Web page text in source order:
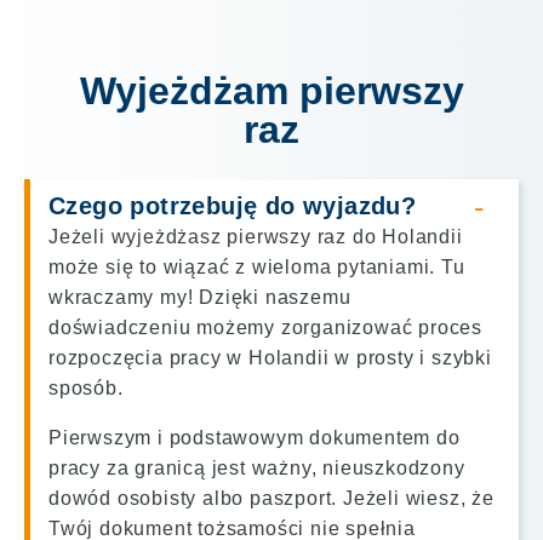
Wyjeżdżam pierwszy
raz
Czego potrzebuję do wyjazdu?
Jeżeli wyjeżdżasz pierwszy raz do Holandii
może się to wiązać z wieloma pytaniami. Tu
wkraczamy my! Dzięki naszemu
doświadczeniu możemy zorganizować proces
rozpoczęcia pracy w Holandii w prosty i szybki
sposób.
Pierwszym i podstawowym dokumentem do
pracy za granicą jest ważny, nieuszkodzony
dowód osobisty albo paszport. Jeżeli wiesz, że
Twój dokument tożsamości nie spełnia